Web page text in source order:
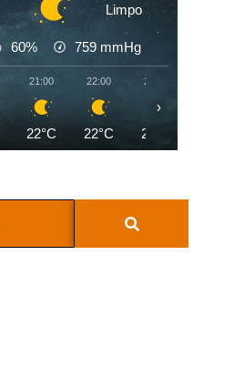
Limpo
60% 759 mmHg
21:00
22°C
22:00
22°C
23:00
21°C
›